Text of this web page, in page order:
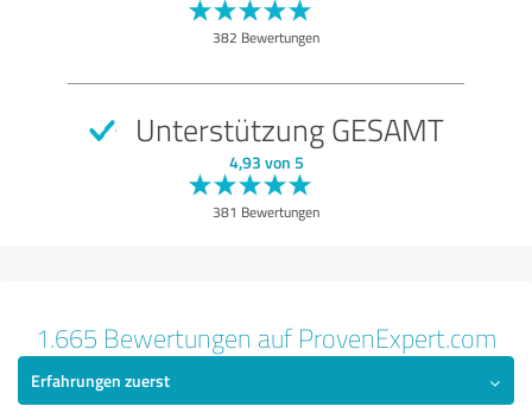
382 Bewertungen
Unterstützung GESAMT
4,93 von 5
381 Bewertungen
1.665 Bewertungen auf ProvenExpert.com
Erfahrungen zuerst